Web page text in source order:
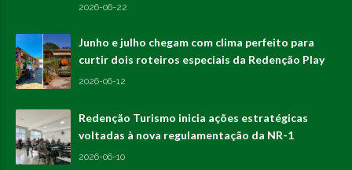
2026-06-22
Junho e julho chegam com clima perfeito para
curtir dois roteiros especiais da Redenção Play
2026-06-12
Redenção Turismo inicia ações estratégicas
voltadas à nova regulamentação da NR-1
2026-06-10